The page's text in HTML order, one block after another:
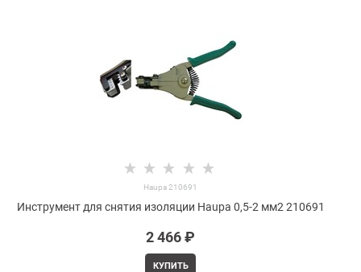
Haupa 210691
Инструмент для снятия изоляции Haupa 0,5-2 мм2 210691
2 466 ₽
КУПИТЬ